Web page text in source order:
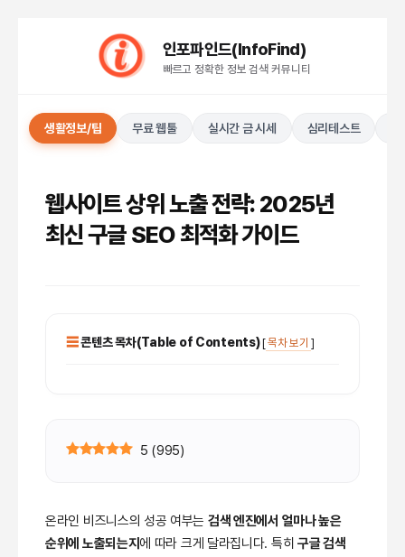
인포파인드(InfoFind)​​​​
빠르고 정확한 정보 검색 커뮤니티
생활정보/팁 무료 웹툴 실시간 금 시세 심리테스트
웹사이트 상위 노출 전략: 2025년
최신 구글 SEO 최적화 가이드
콘텐츠 목차(Table of Contents)[목차 보기 ]
5 (995)
온라인 비즈니스의 성공 여부는 검색 엔진에서 얼마나 높은
순위에 노출되는지 에 따라 크게 달라집니다. 특히 구글 검색